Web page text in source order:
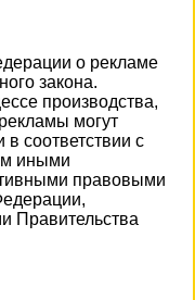
о рекламе
закона.
производства,
могут
соответствии с
иными
правовыми
Правительства